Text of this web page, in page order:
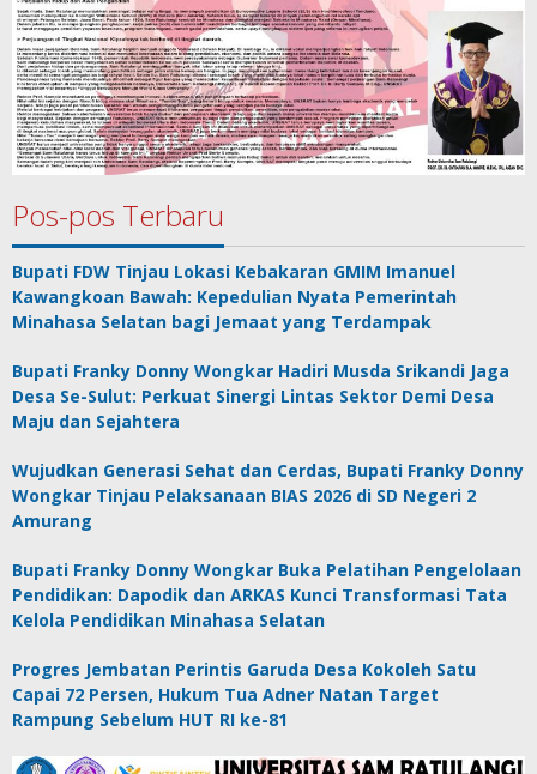
Pos-pos Terbaru
Bupati FDW Tinjau Lokasi Kebakaran GMIM Imanuel
Kawangkoan Bawah: Kepedulian Nyata Pemerintah
Minahasa Selatan bagi Jemaat yang Terdampak
Bupati Franky Donny Wongkar Hadiri Musda Srikandi Jaga
Desa Se-Sulut: Perkuat Sinergi Lintas Sektor Demi Desa
Maju dan Sejahtera
Wujudkan Generasi Sehat dan Cerdas, Bupati Franky Donny
Wongkar Tinjau Pelaksanaan BIAS 2026 di SD Negeri 2
Amurang
Bupati Franky Donny Wongkar Buka Pelatihan Pengelolaan
Pendidikan: Dapodik dan ARKAS Kunci Transformasi Tata
Kelola Pendidikan Minahasa Selatan
Progres Jembatan Perintis Garuda Desa Kokoleh Satu
Capai 72 Persen, Hukum Tua Adner Natan Target
Rampung Sebelum HUT RI ke-81